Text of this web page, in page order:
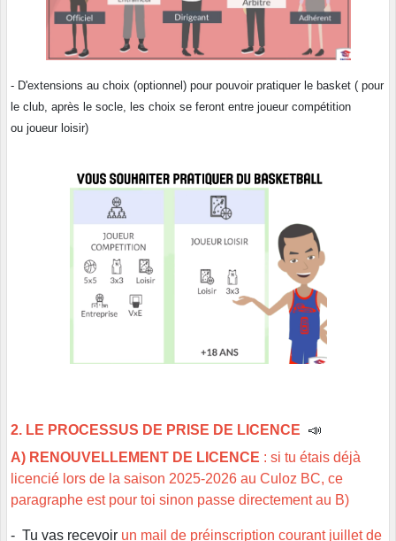
- D'extensions au choix (optionnel) pour pouvoir pratiquer le basket ( pour
le club, après le socle, les choix se feront entre joueur compétition
ou joueur loisir)
2. LE PROCESSUS DE PRISE DE LICENCE 📣
A) RENOUVELLEMENT DE LICENCE : si tu étais déjà
licencié lors de la saison 2025-2026 au Culoz BC, ce
paragraphe est pour toi sinon passe directement au B)
- Tu vas recevoir un mail de préinscription courant juillet de